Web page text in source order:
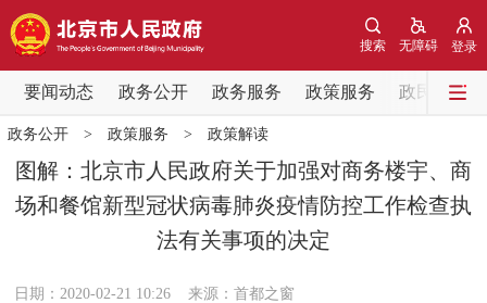
登录
无障碍
搜索
要闻动态 政务公开 政务服务 政策服务 政民互动
要闻动态
党中央精神 国务院信息
北京要闻 会议信息 部门动态
政务公开> 政策服务 > 政策解读
图解：北京市人民政府关于加强对商务楼宇、商
场和餐馆新型冠状病毒肺炎疫情防控工作检查执
法有关事项的决定
日期：2020-02-21 10:26 来源：首都之窗